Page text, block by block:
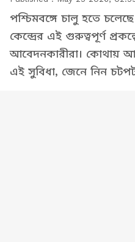
পশ্চিমবঙ্গে চালু হতে চলেছে
কেন্দ্রের এই গুরুত্বপূর্ণ
আবেদনকারীরা। কোথায়
এই সুবিধা, জেনে নিন